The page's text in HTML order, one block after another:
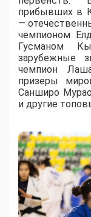
прибывших в
—
чемпионом
Гусманом
зарубежные
чемпион
призеры
Санширо
и другие